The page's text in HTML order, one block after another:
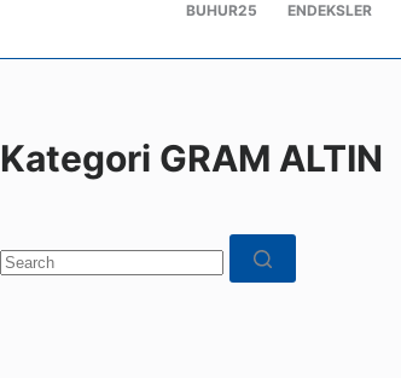
BUHUR25 ENDEKSLER
Kategori GRAM ALTIN